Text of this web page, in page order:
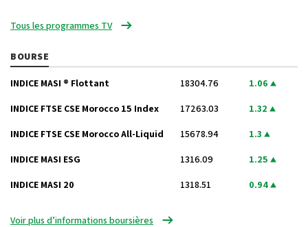
Tous les programmes TV
BOURSE
INDICE MASI ® Flottant 18304.76 1.06
INDICE FTSE CSE Morocco 15 Index 17263.03 1.32
INDICE FTSE CSE Morocco All-Liquid 15678.94 1.3
INDICE MASI ESG 1316.09 1.25
INDICE MASI 20 1318.51 0.94
Voir plus d’informations boursières